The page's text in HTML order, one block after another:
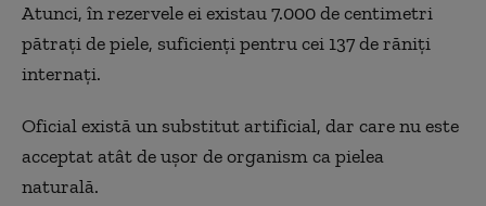
Atunci, în rezervele ei existau 7.000 de centimetri
pătraţi de piele, suficienţi pentru cei 137 de răniţi
internaţi.
Oficial există un substitut artificial, dar care nu este
acceptat atât de uşor de organism ca pielea
naturală.